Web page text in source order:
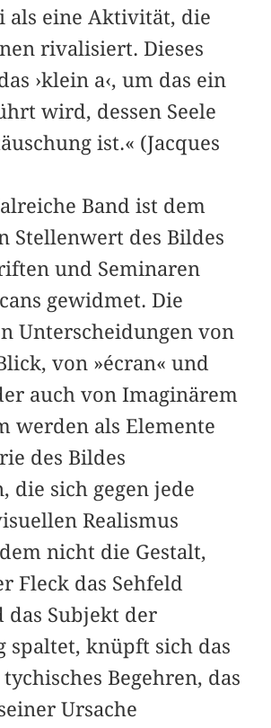
als eine Aktivität, die
rivalisiert. Dieses
›klein a‹, um das ein
wird, dessen Seele
ist.« (Jacques
Band ist dem
Stellenwert des Bildes
und Seminaren
gewidmet. Die
Unterscheidungen von
von »écran« und
auch von Imaginärem
werden als Elemente
des Bildes
die sich gegen jede
Realismus
nicht die Gestalt,
Fleck das Sehfeld
das Subjekt der
spaltet, knüpft sich das
Begehren, das
Ursache